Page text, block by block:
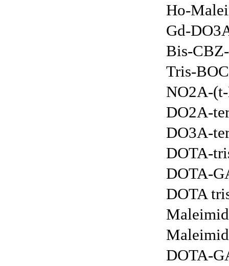
Ho-
Gd-
Bis-
Tris-
NO2A-
DO2A-
DO3A-
DOTA-
DOTA-
DOTA
DOTA-